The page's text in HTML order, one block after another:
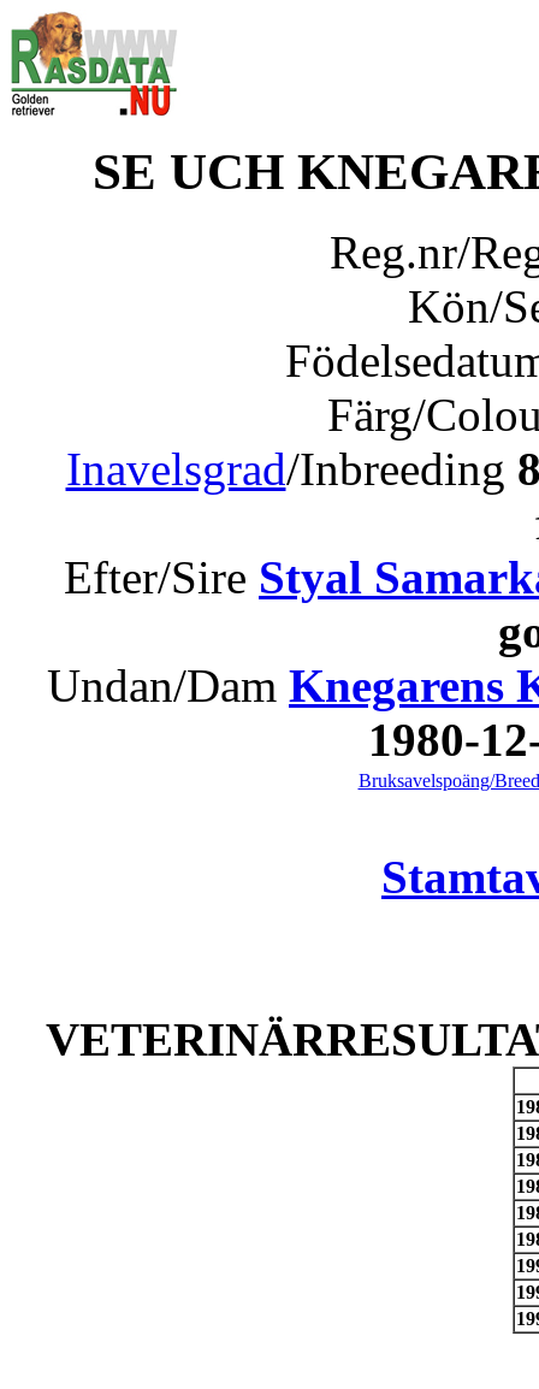
SE UCH
Reg.nr/
Kön/
Färg/
Inavelsgrad/Inbreeding
Efter/Sire Styal
Undan/Dam Knegarens
1980-
Bruksavelspoäng/